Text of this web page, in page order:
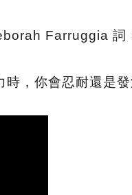
Farruggia 詞
時，你會忍耐還是